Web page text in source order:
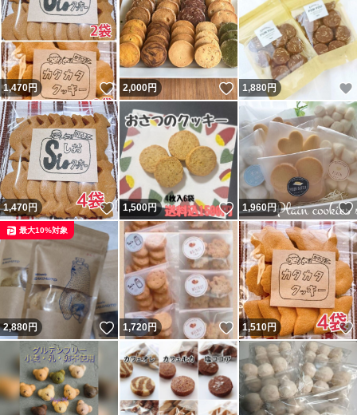
1,470円 いいね！
2,000円 いいね！
1,880円
1,470円 いいね！
1,500円 いいね！
1,960円
2,880円 いいね！
最大10%対象
1,720円 いいね！
1,510円